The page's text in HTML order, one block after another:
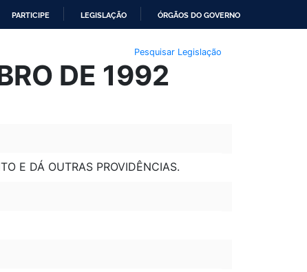
PARTICIPE LEGISLAÇÃO ÓRGÃOS DO GOVERNO
Pesquisar Legislação
DE 1992
E DÁ OUTRAS PROVIDÊNCIAS.